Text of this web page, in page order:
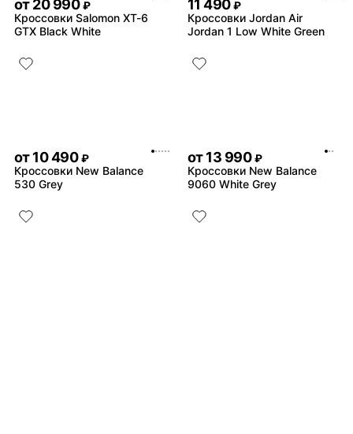
от20 990 ₽
Кроссовки Salomon XT-6
GTX Black White
11 490 ₽
Кроссовки Jordan Air
Jordan 1 Low White Green
от10 490 ₽
Кроссовки New Balance
530 Grey
от13 990 ₽
Кроссовки New Balance
9060 White Grey